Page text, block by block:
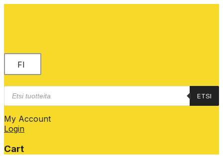
FI
Products
search
ETSI
My Account
Login
Cart